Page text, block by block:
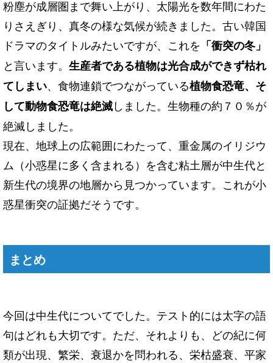
粉塵が成層圏まで舞い上がり、太陽光を数年間にわた
りさえぎり、真冬の様な気候が続きました。古い韓国
ドラマのタイトルみたいですが、これを 「衝突の冬」
と言います。 生産者である植物は光合成ができず枯れ
てしまい、食物連鎖でつながっている植物食恐竜、そ
して動物食恐竜は絶滅しました。生物種の約７０％が
絶滅しました。
現在、地球上の広範囲にわたって、重金属のイリジウ
ム（小惑星に多く含まれる）を含む粘土層が中生代と
新生代の境界の地層から見つかっています。これが小
惑星衝突の証拠だそうです。
まとめ
今回は中生代についてでした。テスト的には太字の語
句はどれも大切です。ただ、それよりも、どの紀に何
類が出現、繁栄、衰退かを問われる、栄枯盛衰、平家